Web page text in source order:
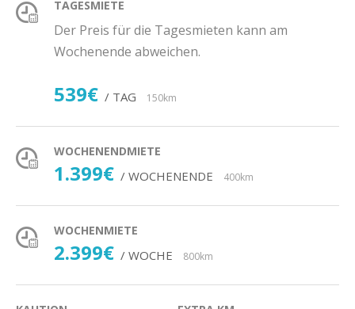
TAGESMIETE
Der Preis für die Tagesmieten kann am
Wochenende abweichen.
539€ / TAG 150km
WOCHENENDMIETE
1.399€ / WOCHENENDE 400km
WOCHENMIETE
2.399€ / WOCHE 800km